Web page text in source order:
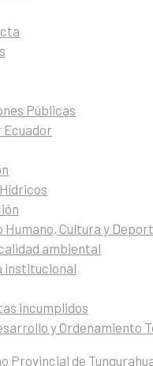
Públicas
Ecuador
Humano, Cultura y
ambiental
institucional
incumplidos
y Ordenamiento